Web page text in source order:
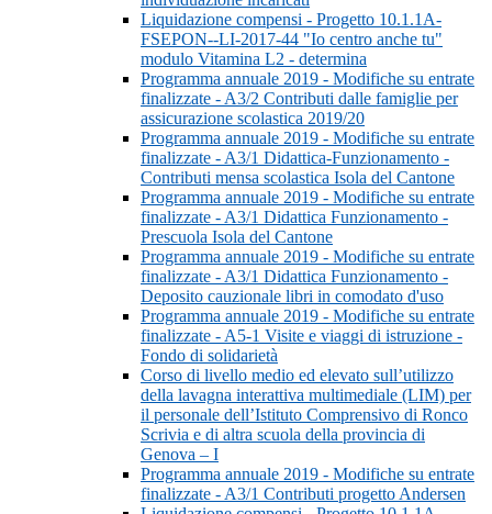
Liquidazione compensi - Progetto 10.1.1A-
FSEPON--LI-2017-44 "Io centro anche tu"
modulo Vitamina L2 - determina
Programma annuale 2019 - Modifiche su entrate
finalizzate - A3/2 Contributi dalle famiglie per
assicurazione scolastica 2019/20
Programma annuale 2019 - Modifiche su entrate
finalizzate - A3/1 Didattica-Funzionamento -
Contributi mensa scolastica Isola del Cantone
Programma annuale 2019 - Modifiche su entrate
finalizzate - A3/1 Didattica Funzionamento -
Prescuola Isola del Cantone
Programma annuale 2019 - Modifiche su entrate
finalizzate - A3/1 Didattica Funzionamento -
Deposito cauzionale libri in comodato d'uso
Programma annuale 2019 - Modifiche su entrate
finalizzate - A5-1 Visite e viaggi di istruzione -
Fondo di solidarietà
Corso di livello medio ed elevato sull’utilizzo
della lavagna interattiva multimediale (LIM) per
il personale dell’Istituto Comprensivo di Ronco
Scrivia e di altra scuola della provincia di
Genova – I
Programma annuale 2019 - Modifiche su entrate
finalizzate - A3/1 Contributi progetto Andersen